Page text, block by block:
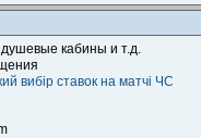
кабины и т.д.
вибір ставок на матчі ЧС